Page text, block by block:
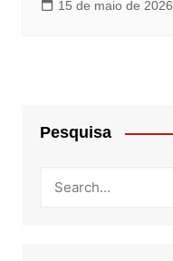
15 de maio de 2026
Pesquisa